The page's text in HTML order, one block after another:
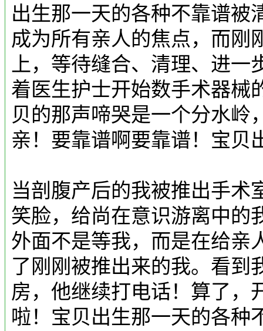
出生那一天的各种不靠谱被
成为所有亲人的焦点，而刚
上，等待缝合、清理、进
着医生护士开始数手术器械
贝的那声啼哭是一个分水
亲！要靠谱啊要靠谱！宝贝
当剖腹产后的我被推出手术
笑脸，给尚在意识游离中的
外面不是等我，而是在给亲
了刚刚被推出来的我。看到
房，他继续打电话！算了，
啦！宝贝出生那一天的各种